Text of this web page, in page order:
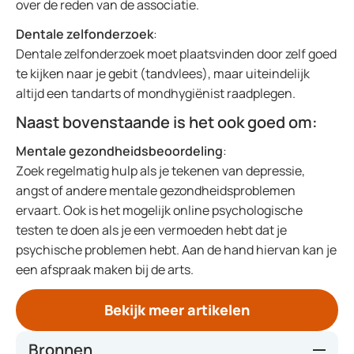
over de reden van de associatie.
Dentale zelfonderzoek:
Dentale zelfonderzoek moet plaatsvinden door zelf goed
te kijken naar je gebit (tandvlees), maar uiteindelijk
altijd een tandarts of mondhygiënist raadplegen.
Naast bovenstaande is het ook goed om:
Mentale gezondheidsbeoordeling:
Zoek regelmatig hulp als je tekenen van depressie,
angst of andere mentale gezondheidsproblemen
ervaart. Ook is het mogelijk online psychologische
testen te doen als je een vermoeden hebt dat je
psychische problemen hebt. Aan de hand hiervan kan je
een afspraak maken bij de arts.
Bekijk meer artikelen